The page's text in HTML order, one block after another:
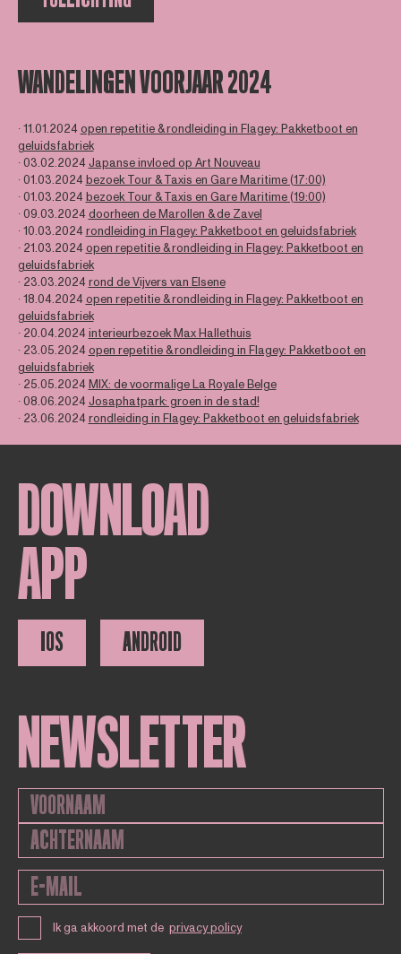
WANDELINGEN VOORJAAR 2024
∙ 11.01.2024open repetitie & rondleiding in Flagey: Pakketboot en
geluidsfabriek
∙ 03.02.2024Japanse invloed op Art Nouveau
∙ 01.03.2024bezoek Tour & Taxis en Gare Maritime (17:00)
∙ 01.03.2024bezoek Tour & Taxis en Gare Maritime (19:00)
∙ 09.03.2024doorheen de Marollen & de Zavel
∙ 10.03.2024rondleiding in Flagey: Pakketboot en geluidsfabriek
∙ 21.03.2024open repetitie & rondleiding in Flagey: Pakketboot en
geluidsfabriek
∙ 23.03.2024rond de Vijvers van Elsene
∙ 18.04.2024open repetitie & rondleiding in Flagey: Pakketboot en
geluidsfabriek
∙ 20.04.2024interieurbezoek Max Hallethuis
∙ 23.05.2024open repetitie & rondleiding in Flagey: Pakketboot en
geluidsfabriek
∙ 25.05.2024MIX: de voormalige La Royale Belge
∙ 08.06.2024Josaphatpark: groen in de stad!
∙ 23.06.2024rondleiding in Flagey: Pakketboot en geluidsfabriek
DOWNLOAD
APP
IOS ANDROID
NEWSLETTER
Ik ga akkoord met de privacy policy